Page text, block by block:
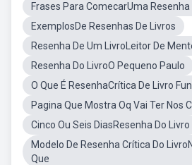
Frases Para ComecarUma Resenha
ExemplosDe Resenhas De Livros
Resenha De Um LivroLeitor De
Resenha Do LivroO Pequeno Paulo
O Que É ResenhaCrítica De Livro
Pagina Que Mostra Oq Vai Ter Nos
Cinco Ou Seis DiasResenha Do Livro
Modelo De Resenha Crítica Do
Que